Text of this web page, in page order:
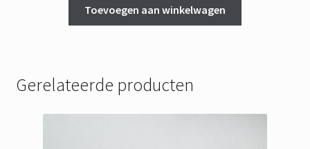
was:
€ 79,95.
is:
€ 49,95.
Toevoegen aan winkelwagen
Gerelateerde producten